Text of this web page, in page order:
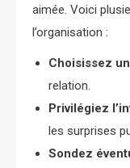
aimée. Voici
l’organisation :
Choisissez
relation.
Privilégiez
les surprises
Sondez